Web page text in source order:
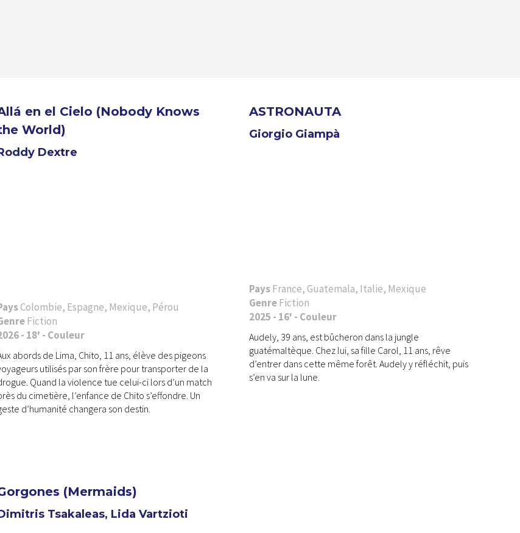
en el Cielo (Nobody Knows
World)
Dextre
Colombie, Espagne, Mexique, Pérou
Fiction
- 18' - Couleur
abords de Lima, Chito, 11 ans, élève des pigeons
utilisés par son frère pour transporter de la
Quand la violence tue celui-ci lors d’un match
du cimetière, l’enfance de Chito s’effondre. Un
d’humanité changera son destin.
ASTRONAUTA
Giorgio Giampà
PaysFrance, Guatemala, Italie, Mexique
GenreFiction
2025 - 16' - Couleur
Audely, 39 ans, est bûcheron dans la jungle
guatémaltèque. Chez lui, sa fille Carol, 11 ans, rêve
d’entrer dans cette même forêt. Audely y réfléchit, puis
s’en va sur la lune.
(Mermaids)
Tsakaleas, Lida Vartzioti